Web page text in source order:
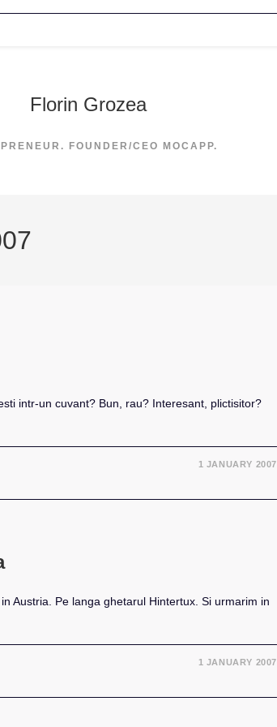
Florin Grozea
FOUNDER/CEO MOCAPP.
intr-un cuvant? Bun, rau? Interesant, plictisitor?
1 JANUARY 2007
Austria. Pe langa ghetarul Hintertux. Si urmarim in
1 JANUARY 2007